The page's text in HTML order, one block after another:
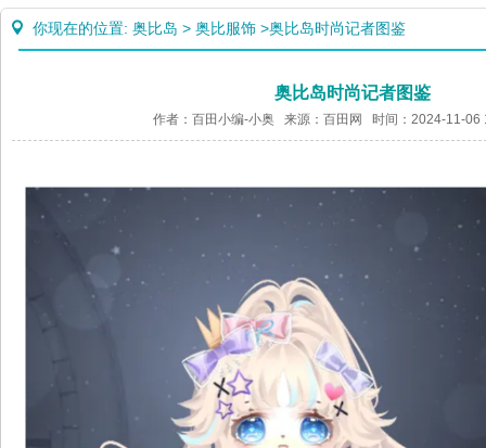
你现在的位置: 奥比岛 > 奥比服饰 >奥比岛时尚记者图鉴
奥比岛时尚记者图鉴
作者：百田小编-小奥 来源：百田网 时间：2024-11-